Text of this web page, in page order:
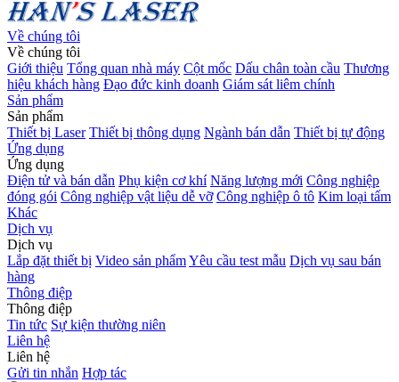
Về chúng tôi
Về chúng tôi
Giới thiệu Tổng quan nhà máy Cột mốc Dấu chân toàn cầu Thương
hiệu khách hàng Đạo đức kinh doanh Giám sát liêm chính
Sản phẩm
Sản phẩm
Thiết bị Laser Thiết bị thông dụng Ngành bán dẫn Thiết bị tự động
Ứng dụng
Ứng dụng
Điện tử và bán dẫn Phụ kiện cơ khí Năng lượng mới Công nghiệp
đóng gói Công nghiệp vật liệu dễ vỡ Công nghiệp ô tô Kim loại tấm
Khác
Dịch vụ
Dịch vụ
Lắp đặt thiết bị Video sản phẩmYêu cầu test mẫu Dịch vụ sau bán
hàng
Thông điệp
Thông điệp
Tin tức Sự kiện thường niên
Liên hệ
Liên hệ
Gửi tin nhắn Hợp tác